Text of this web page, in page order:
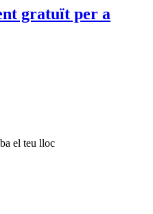
gratuït per a
el teu lloc